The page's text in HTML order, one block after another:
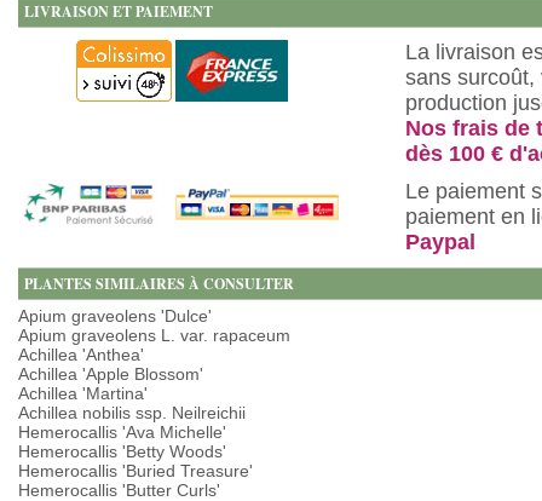
LIVRAISON ET PAIEMENT
La livraison
sans surcoût,
production
Nos frais de
dès 100 €
Le paiement
paiement en
Paypal
PLANTES SIMILAIRES À CONSULTER
Apium graveolens 'Dulce'
Apium graveolens L. var. rapaceum
Achillea 'Anthea'
Achillea 'Apple Blossom'
Achillea 'Martina'
Achillea nobilis ssp. Neilreichii
Hemerocallis 'Ava Michelle'
Hemerocallis 'Betty Woods'
Hemerocallis 'Buried Treasure'
Hemerocallis 'Butter Curls'